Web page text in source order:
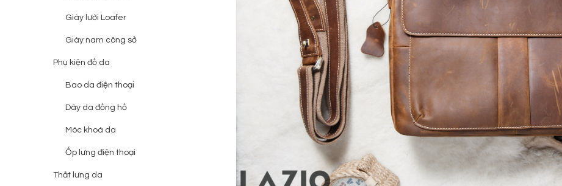
Giày lười Loafer
Giày nam công sở
Phụ kiện đồ da
Bao da điện thoại
Dây da đồng hồ
Móc khoá da
Ốp lưng điện thoại
Thắt lưng da